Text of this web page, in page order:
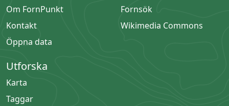
Om FornPunkt
Kontakt
Öppna data
Fornsök
Wikimedia Commons
Utforska
Karta
Taggar